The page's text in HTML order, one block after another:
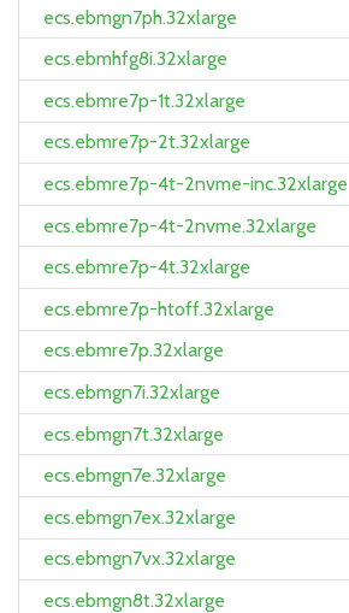
ecs.ebmgn7ph.32xlarge
ecs.ebmhfg8i.32xlarge
ecs.ebmre7p-1t.32xlarge
ecs.ebmre7p-2t.32xlarge
ecs.ebmre7p-4t-2nvme-inc.32xlarge
ecs.ebmre7p-4t-2nvme.32xlarge
ecs.ebmre7p-4t.32xlarge
ecs.ebmre7p-htoff.32xlarge
ecs.ebmre7p.32xlarge
ecs.ebmgn7i.32xlarge
ecs.ebmgn7t.32xlarge
ecs.ebmgn7e.32xlarge
ecs.ebmgn7ex.32xlarge
ecs.ebmgn7vx.32xlarge
ecs.ebmgn8t.32xlarge